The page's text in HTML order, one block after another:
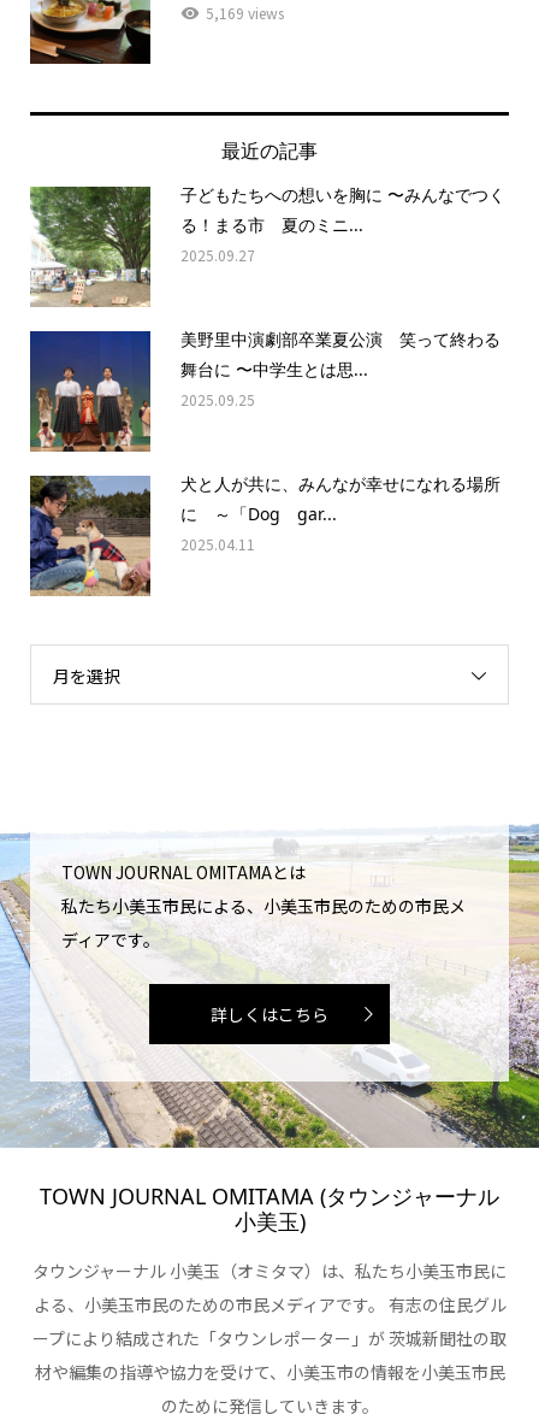
5,169 views
最近の記事
子どもたちへの想いを胸に 〜みんなでつく
る！まる市 夏のミニ...
2025.09.27
美野里中演劇部卒業夏公演 笑って終わる
舞台に 〜中学生とは思...
2025.09.25
犬と人が共に、みんなが幸せになれる場所
に ～「Dog gar...
2025.04.11
月を選択
TOWN JOURNAL OMITAMAとは
私たち小美玉市民による、小美玉市民のための市民メ
ディアです。
詳しくはこちら
TOWN JOURNAL OMITAMA (タウンジャーナル
小美玉)
タウンジャーナル 小美玉（オミタマ）は、私たち小美玉市民に
よる、小美玉市民のための市民メディアです。 有志の住民グル
ープにより結成された「タウンレポーター」が 茨城新聞社の取
材や編集の指導や協力を受けて、小美玉市の情報を小美玉市民
のために発信していきます。